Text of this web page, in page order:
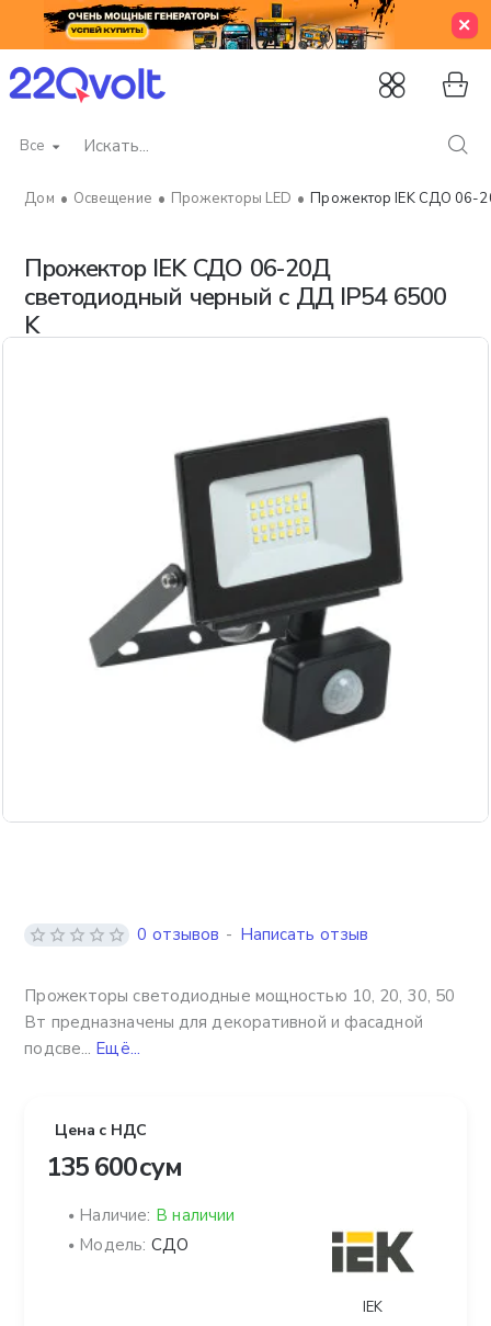
Все
Искать...
Прожектор IEK СДО 06-20Д
светодиодный черный с ДД IP54 6500
K
Освещение Прожекторы LED Прожектор IEK СДО 06-
Прожекторы светодиодные мощностью 10, 20, 30, 50
Вт предназначены для декоративной и фасадной
подсве... Ещё...
0 отзывов - Написать отзыв
Цена с НДС
135 600 сум
Наличие: В наличии
Модель: СДО
IEK